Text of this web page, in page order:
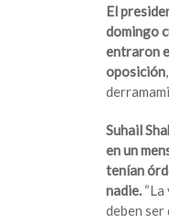
El
domingo
entraron
oposición
Suhail
en un
tenían
nadie.
deben ser